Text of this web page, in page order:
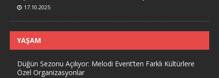
17.10.2025
YAŞAM
Düğün Sezonu Açılıyor: Melodi Event’ten Farklı Kültürlere
Özel Organizasyonlar